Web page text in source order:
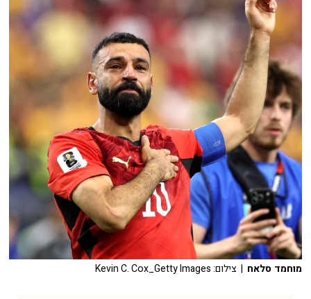
מוחמד סלאח | צילום: Kevin C. Cox_Getty Images